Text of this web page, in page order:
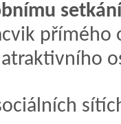
setkání
přímého